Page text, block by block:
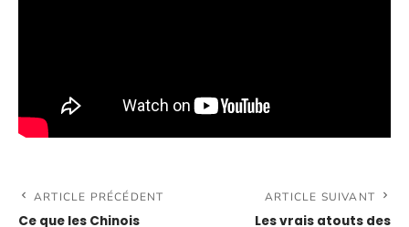
ARTICLE PRÉCÉDENT
Ce que les Chinois
ARTICLE SUIVANT
Les vrais atouts des